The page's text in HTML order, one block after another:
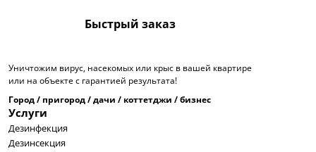
Быстрый заказ
Уничтожим вирус, насекомых или крыс в вашей квартире
или на объекте с гарантией результата!
Город / пригород / дачи / коттетджи / бизнес
Услуги
Дезинфекция
Дезинсекция